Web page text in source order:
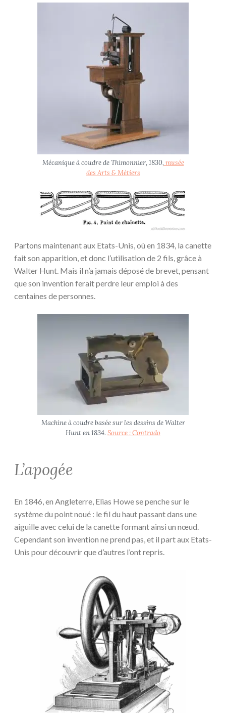
Mécanique à coudre de Thimonnier, 1830, musée
des Arts & Métiers
Partons maintenant aux Etats-Unis, où en 1834, la canette
fait son apparition, et donc l’utilisation de 2 fils, grâce à
Walter Hunt. Mais il n’a jamais déposé de brevet, pensant
que son invention ferait perdre leur emploi à des
centaines de personnes.
Machine à coudre basée sur les dessins de Walter
Hunt en 1834. Source : Contrado
L’apogée
En 1846, en Angleterre, Elias Howe se penche sur le
système du point noué : le fil du haut passant dans une
aiguille avec celui de la canette formant ainsi un nœud.
Cependant son invention ne prend pas, et il part aux Etats-
Unis pour découvrir que d’autres l’ont repris.